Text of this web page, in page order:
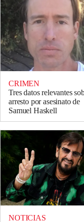
CRIMEN
Tres datos relevantes
arresto por asesinato de
Samuel Haskell
NOTICIAS